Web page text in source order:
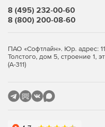
8 (495) 232-00-60
8 (800) 200-08-60
ПАО «Софтлайн». Юр. адрес:
Толстого, дом 5, строение 1,
(А-311)